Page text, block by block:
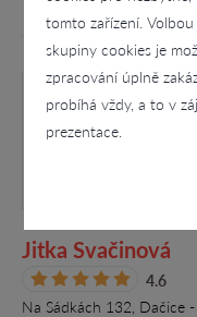
tomto zařízení.
skupiny cookies je
zpracování úplně
probíhá vždy, a to v
prezentace.
Jitka Svačinová
4.6
Na Sádkách 132, Dačice